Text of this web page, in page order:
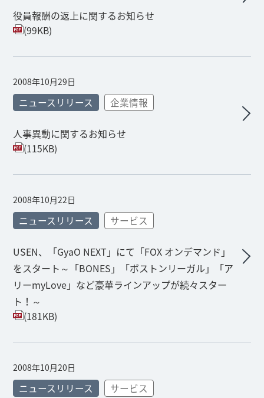
役員報酬の返上に関するお知らせ
(99KB)
2008年10月29日
ニュースリリース 企業情報
人事異動に関するお知らせ
(115KB)
2008年10月22日
ニュースリリース サービス
USEN、「GyaO NEXT」にて「FOX オンデマンド」
をスタート～「BONES」「ボストンリーガル」「ア
リーmyLove」など豪華ラインアップが続々スター
ト！～
(181KB)
2008年10月20日
ニュースリリース サービス